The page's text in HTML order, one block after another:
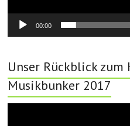
00:00
Unser Rückblick zum
Musikbunker 2017